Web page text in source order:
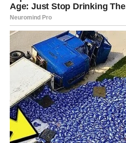
Pred vama su veoma uzbudljivi
RAK
Vi ste mnogo više propatili nego
Zvijezde sada potvrđuju da
konačno prestajete nositi teret
Sudbina vam vraća